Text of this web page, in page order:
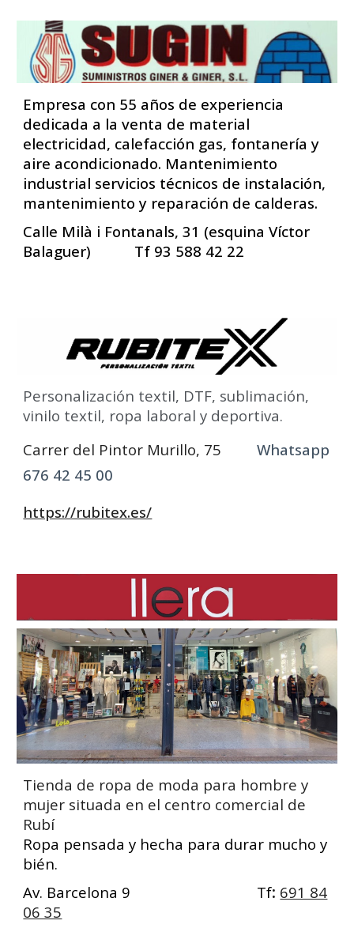
Empresa con 55 años de experiencia
dedicada a la venta de material
electricidad, calefacción gas, fontanería y
aire acondicionado. Mantenimiento
industrial servicios técnicos de instalación,
mantenimiento y reparación de calderas.
Calle Milà i Fontanals, 31 (esquina Víctor
Balaguer) Tf 93 588 42 22
Personalización textil, DTF, sublimación,
vinilo textil, ropa laboral y deportiva.
Carrer del Pintor Murillo, 75Whatsapp
676 42 45 00
https://rubitex.es/
Tienda de ropa de moda para hombre y
mujer situada en el centro comercial de
Rubí
Ropa pensada y hecha para durar mucho y
bién.
Av. Barcelona 9 Tf: 691 84
06 35